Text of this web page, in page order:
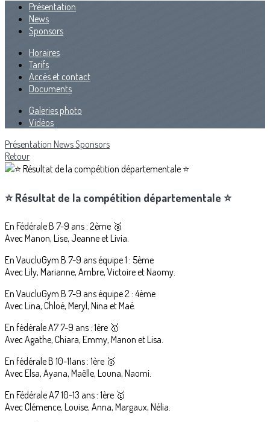
Présentation
News
Sponsors
Horaires
Tarifs
Accès et contact
Documents
Galeries photo
Vidéos
Présentation NewsSponsors
Retour
⭐️ Résultat de la compétition départementale ⭐️
En Fédérale B 7-9 ans : 2ème 🥈
Avec Manon, Lise, Jeanne et Livia.
En VaucluGym B 7-9 ans équipe 1 : 5ème
Avec Lily, Marianne, Ambre, Victoire et Naomy.
En VaucluGym B 7-9 ans équipe 2 : 4ème
Avec Lina, Chloé, Meryl, Nina et Maé.
En fédérale A7 7-9 ans : 1ère 🥇
Avec Agathe, Chiara, Emmy, Manon et Lisa.
En fédérale B 10-11ans : 1ère 🥇
Avec Elsa, Ayana, Maëlle, Louna, Naomi.
En Fédérale A7 10-13 ans : 1ère 🥇
Avec Clémence, Louise, Anna, Margaux, Nélia.